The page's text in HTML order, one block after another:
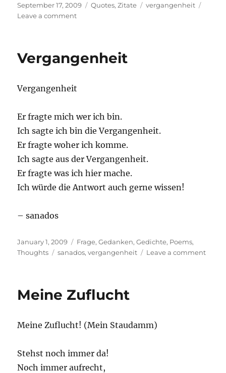
Posted
on
September 17, 2009 Categories
Quotes,Zitate Tags
vergangenheit
Leave a commenton
…
Vergangenheit
Vergangenheit
Er fragte mich wer ich bin.
Ich sagte ich bin die Vergangenheit.
Er fragte woher ich komme.
Ich sagte aus der Vergangenheit.
Er fragte was ich hier mache.
Ich würde die Antwort auch gerne wissen!
– sanados
Posted
on
January 1, 2009 Categories
Frage,Gedanken,Gedichte, Poems,
Thoughts
Tags
sanados,vergangenheit Leave a commenton
Meine Zuflucht
Meine Zuflucht! (Mein Staudamm)
Stehst noch immer da!
Noch immer aufrecht,